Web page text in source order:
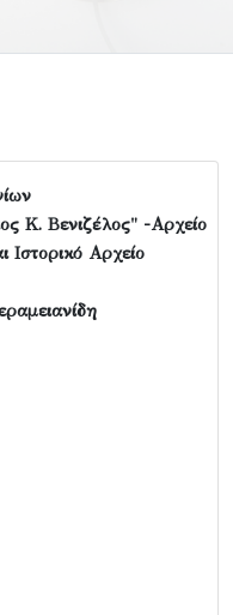
Κ. Βενιζέλος" -Αρχείο
Ιστορικό Αρχείο